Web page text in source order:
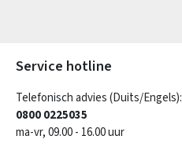
Service hotline
Telefonisch advies (Duits/Engels):
0800 0225035
ma-vr, 09.00 - 16.00 uur